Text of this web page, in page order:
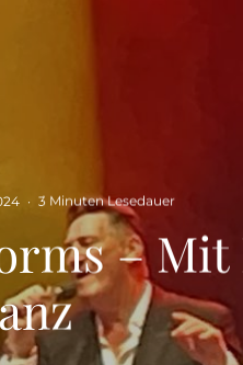
· 3 Minuten Lesedauer
–